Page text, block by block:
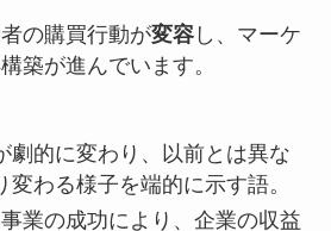
の購買行動が変容し、マーケ
築が進んでいます。
劇的に変わり、以前とは異な
変わる様子を端的に示す語。
業の成功により、企業の収益